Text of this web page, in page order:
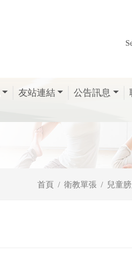
友站連結 公告訊息
首頁 衛教單張 兒童